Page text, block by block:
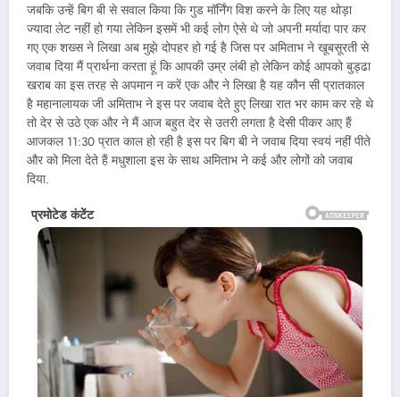
जबकि उन्हें बिग बी से सवाल किया कि गुड मॉर्निंग विश करने के लिए यह थोड़ा
ज्यादा लेट नहीं हो गया लेकिन इसमें भी कई लोग ऐसे थे जो अपनी मर्यादा पार कर
गए एक शख्स ने लिखा अब मुझे दोपहर हो गई है जिस पर अमिताभ ने खूबसूरती से
जवाब दिया मैं प्रार्थना करता हूं कि आपकी उम्र लंबी हो लेकिन कोई आपको बुड्ढा
खराब का इस तरह से अपमान न करें एक और ने लिखा है यह कौन सी प्रातकाल
है महानालायक जी अमिताभ ने इस पर जवाब देते हुए लिखा रात भर काम कर रहे थे
तो देर से उठे एक और ने मैं आज बहुत देर से उतरी लगता है देसी पीकर आए हैं
आजकल 11:30 प्रात काल हो रही है इस पर बिग बी ने जवाब दिया स्वयं नहीं पीते
और को मिला देते हैं मधुशाला इस के साथ अमिताभ ने कई और लोगों को जवाब
दिया.